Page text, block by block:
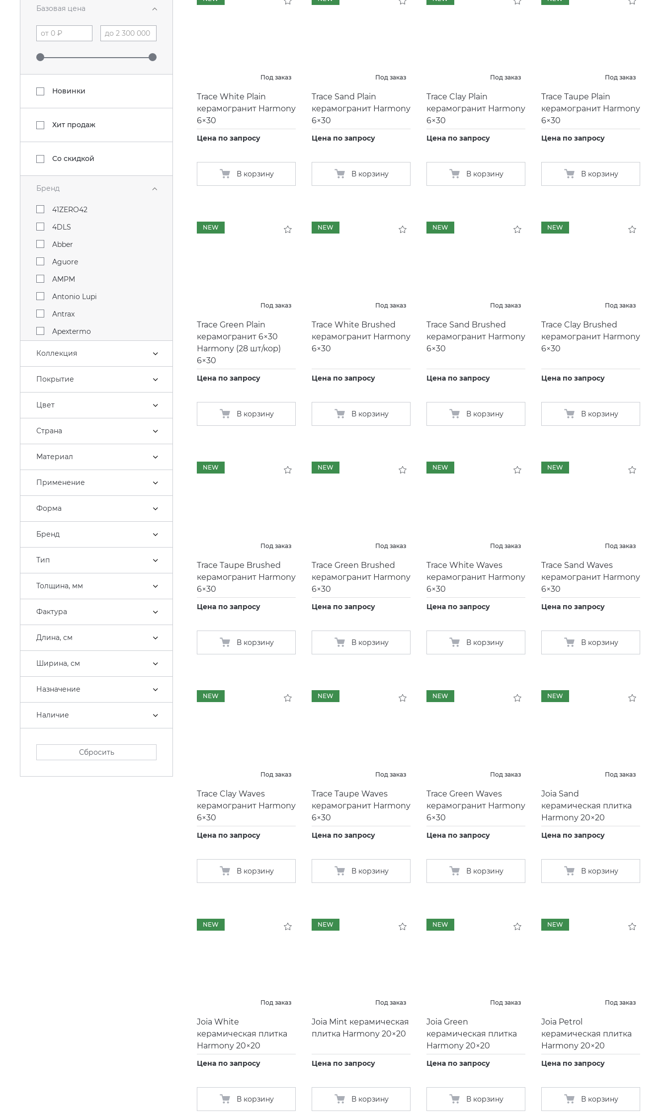
Базовая цена
Новинки
Хит продаж
Со скидкой
Бренд
41ZERO42
4DLS
Abber
Aguore
AMPM
Antonio Lupi
Antrax
Apextermo
Arklam
Artceram
Atlas Concorde
Azario
Bathco
Belux
Bertocci
Bette
Blue Provance
Bossini
Broner
Burgbad
Butech
Caiman
Caprigo
Carisa
Cielo
Cisal
Коллекция
Покрытие
Цвет
Страна
Материал
Применение
Форма
Бренд
Тип
Толщина, мм
Фактура
Длина, см
Ширина, см
Назначение
Наличие
Сбросить
Под заказ
Trace White Plain
керамогранит Harmony
6×30
Цена по запросу
В корзину
Под заказ
Trace Sand Plain
керамогранит Harmony
6×30
Цена по запросу
В корзину
Под заказ
Trace Clay Plain
керамогранит Harmony
6×30
Цена по запросу
В корзину
Под заказ
Trace Taupe Plain
керамогранит Harmony
6×30
Цена по запросу
В корзину
NEW
Под заказ
Trace Green Plain
керамогранит 6×30
Harmony (28 шт/кор)
6×30
Цена по запросу
В корзину
NEW
Под заказ
Trace White Brushed
керамогранит Harmony
6×30
Цена по запросу
В корзину
NEW
Под заказ
Trace Sand Brushed
керамогранит Harmony
6×30
Цена по запросу
В корзину
NEW
Под заказ
Trace Clay Brushed
керамогранит Harmony
6×30
Цена по запросу
В корзину
NEW
Под заказ
Trace Taupe Brushed
керамогранит Harmony
6×30
Цена по запросу
В корзину
NEW
Под заказ
Trace Green Brushed
керамогранит Harmony
6×30
Цена по запросу
В корзину
NEW
Под заказ
Trace White Waves
керамогранит Harmony
6×30
Цена по запросу
В корзину
NEW
Под заказ
Trace Sand Waves
керамогранит Harmony
6×30
Цена по запросу
В корзину
NEW
Под заказ
Trace Clay Waves
керамогранит Harmony
6×30
Цена по запросу
В корзину
NEW
Под заказ
Trace Taupe Waves
керамогранит Harmony
6×30
Цена по запросу
В корзину
NEW
Под заказ
Trace Green Waves
керамогранит Harmony
6×30
Цена по запросу
В корзину
NEW
Под заказ
Joia Sand
керамическая плитка
Harmony 20×20
Цена по запросу
В корзину
NEW
Под заказ
Joia White
керамическая плитка
Harmony 20×20
Цена по запросу
В корзину
NEW
Под заказ
Joia Mint керамическая
плитка Harmony 20×20
Цена по запросу
В корзину
NEW
Под заказ
Joia Green
керамическая плитка
Harmony 20×20
Цена по запросу
В корзину
NEW
Под заказ
Joia Petrol
керамическая плитка
Harmony 20×20
Цена по запросу
В корзину